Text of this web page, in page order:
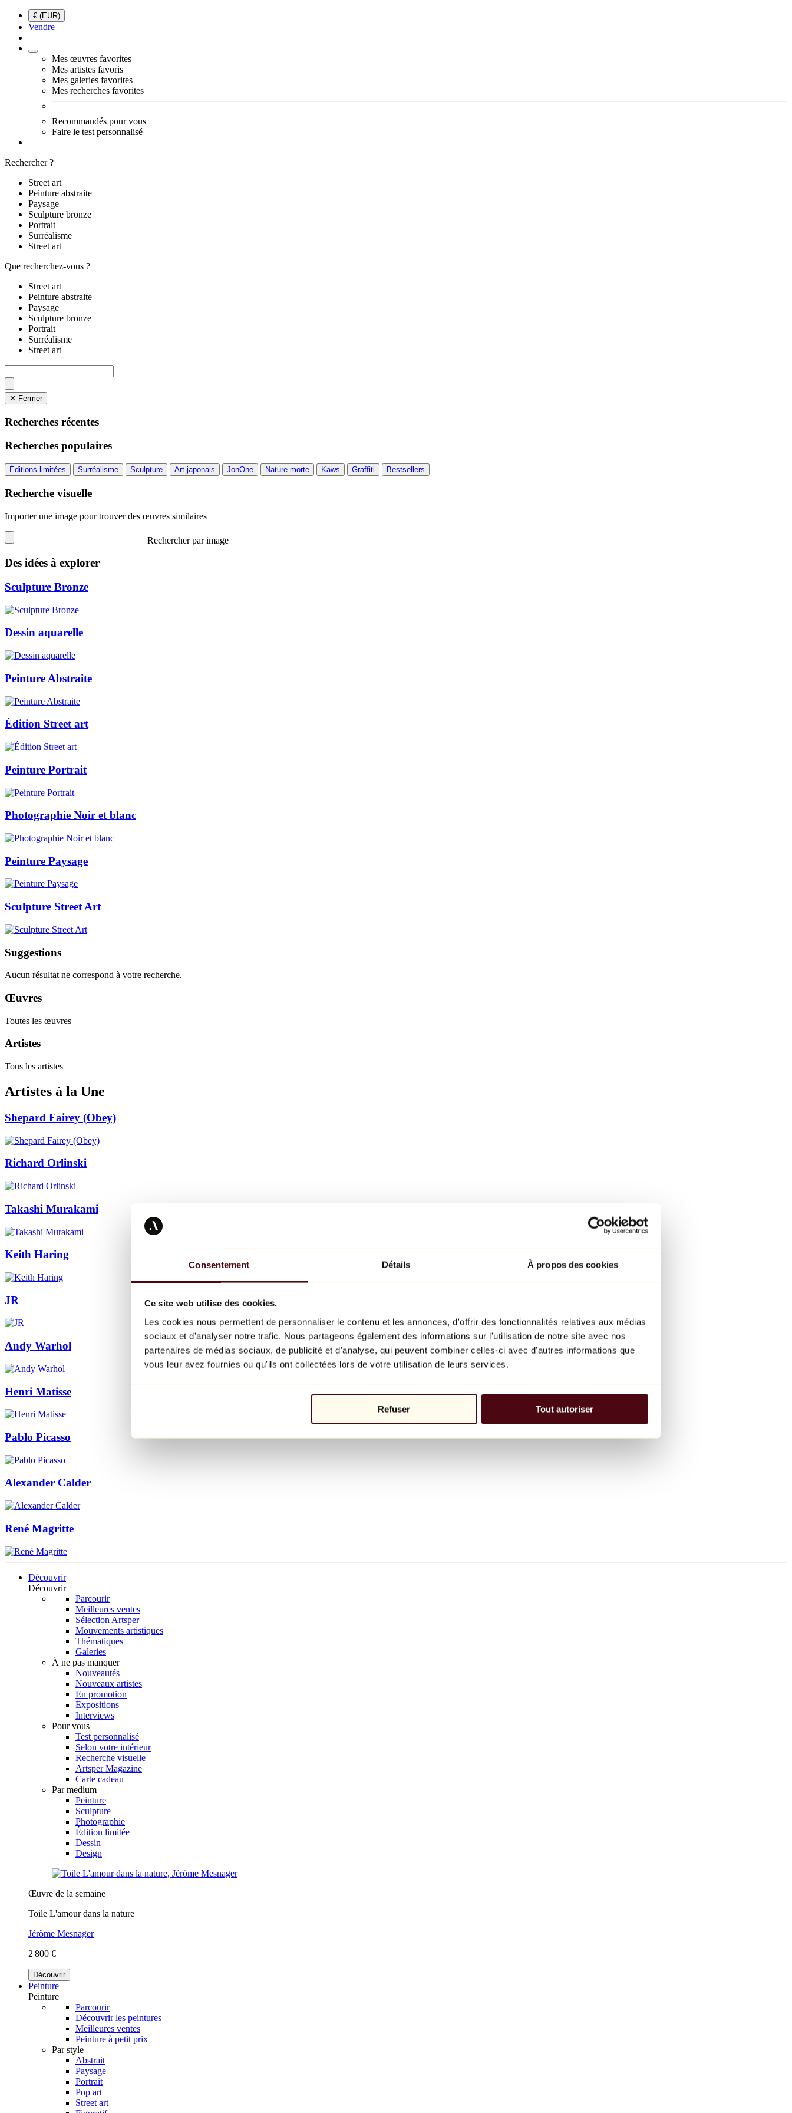
Consentement Détails À propos des cookies
Ce site web utilise des cookies.
Les cookies nous permettent de personnaliser le contenu et les annonces, d'offrir des fonctionnalités relatives aux médias
sociaux et d'analyser notre trafic. Nous partageons également des informations sur l'utilisation de notre site avec nos
partenaires de médias sociaux, de publicité et d'analyse, qui peuvent combiner celles-ci avec d'autres informations que
vous leur avez fournies ou qu'ils ont collectées lors de votre utilisation de leurs services.
Refuser Tout autoriser
€ (EUR)
Vendre
Mes œuvres favorites
Mes artistes favoris
Mes galeries favorites
Mes recherches favorites
Recommandés pour vous
Faire le test personnalisé
Rechercher ?
Street art
Peinture abstraite
Paysage
Sculpture bronze
Portrait
Surréalisme
Street art
Que recherchez-vous ?
Street art
Peinture abstraite
Paysage
Sculpture bronze
Portrait
Surréalisme
Street art
✕ Fermer
Recherches récentes
Recherches populaires
Éditions limitées Surréalisme Sculpture Art japonais JonOne Nature morte Kaws Graffiti Bestsellers
Recherche visuelle
Importer une image pour trouver des œuvres similaires
Rechercher par image
Des idées à explorer
Sculpture Bronze
Dessin aquarelle
Peinture Abstraite
Édition Street art
Peinture Portrait
Photographie Noir et blanc
Peinture Paysage
Sculpture Street Art
Suggestions
Aucun résultat ne correspond à votre recherche.
Œuvres
Toutes les œuvres
Artistes
Tous les artistes
Artistes à la Une
Shepard Fairey (Obey)
Richard Orlinski
Takashi Murakami
Keith Haring
JR
Andy Warhol
Henri Matisse
Pablo Picasso
Alexander Calder
René Magritte
Découvrir
Découvrir
Parcourir
Meilleures ventes
Sélection Artsper
Mouvements artistiques
Thématiques
Galeries
À ne pas manquer
Nouveautés
Nouveaux artistes
En promotion
Expositions
Interviews
Pour vous
Test personnalisé
Selon votre intérieur
Recherche visuelle
Artsper Magazine
Carte cadeau
Par medium
Peinture
Sculpture
Photographie
Édition limitée
Dessin
Design
Œuvre de la semaine
Toile L'amour dans la nature
Jérôme Mesnager
2 800 €
Découvrir
Peinture
Peinture
Parcourir
Découvrir les peintures
Meilleures ventes
Peinture à petit prix
Par style
Abstrait
Paysage
Portrait
Pop art
Street art